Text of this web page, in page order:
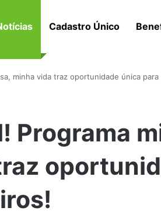
Cadastro Único
minha vida traz oportunidade única
Programa